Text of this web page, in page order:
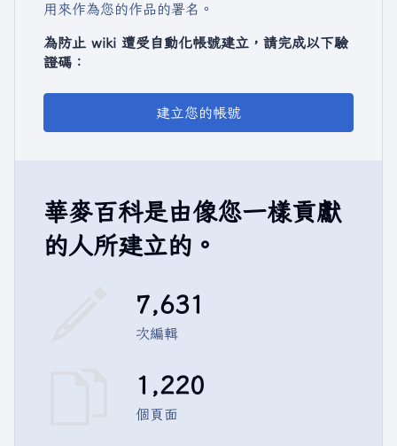
用來作為您的作品的署名。
為防止 wiki 遭受自動化帳號建立，請完成以下驗
證碼：
建立您的帳號
華麥百科是由像您一樣貢獻
的人所建立的。
7,631
次編輯
1,220
個頁面